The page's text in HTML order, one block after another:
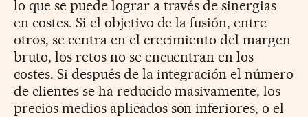
lo que se puede lograr a través de sinergias
en costes. Si el objetivo de la fusión, entre
otros, se centra en el crecimiento del margen
bruto, los retos no se encuentran en los
costes. Si después de la integración el número
de clientes se ha reducido masivamente, los
precios medios aplicados son inferiores, o el